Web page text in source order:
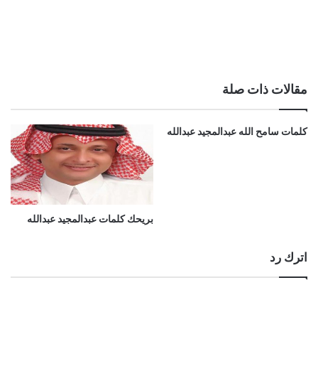
مقالات ذات صلة
كلمات سامح الله عبدالمجيد عبدالله
بريحك كلمات عبدالمجيد عبدالله
اترك رد